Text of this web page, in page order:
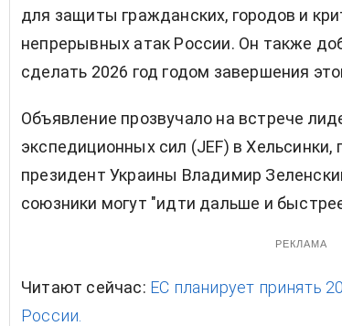
для защиты гражданских, городов и
непрерывных атак России. Он также
сделать 2026 год годом завершения
Объявление прозвучало на встрече
экспедиционных сил (JEF) в Хельсинки,
президент Украины Владимир
союзники могут "идти дальше и
РЕКЛАМА
Читают сейчас: ЕС планирует принять
России.